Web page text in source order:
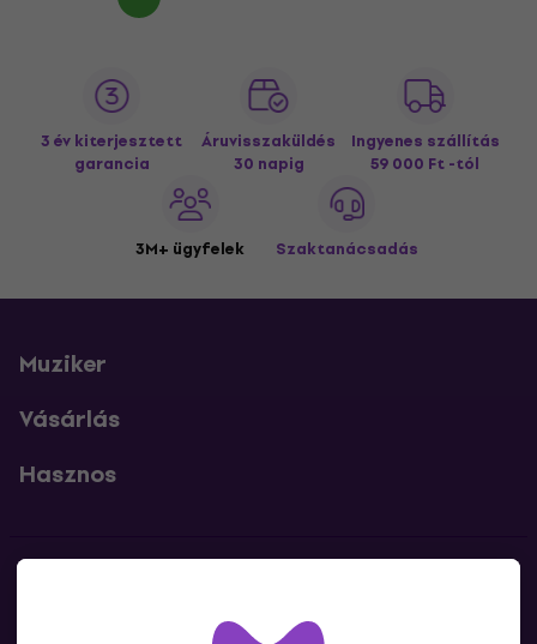
3 év kiterjesztett
garancia
Áruvisszaküldés
30 napig
Ingyenes szállítás
59 000 Ft -tól
3M+ ügyfelek Szaktanácsadás
Muziker
Vásárlás
Hasznos